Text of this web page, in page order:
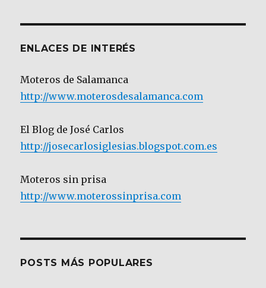
ENLACES DE INTERÉS
Moteros de Salamanca
http://www.moterosdesalamanca.com
El Blog de José Carlos
http://josecarlosiglesias.blogspot.com.es
Moteros sin prisa
http://www.moterossinprisa.com
POSTS MÁS POPULARES